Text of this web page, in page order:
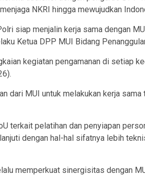
NKRI hingga mewujudkan
siap menjalin kerja sama dengan
Ketua DPP MUI Bidang
kegiatan pengamanan di setiap
dari MUI untuk melakukan kerja
terkait pelatihan dan penyiapan
dengan hal-hal sifatnya lebih
memperkuat sinergisitas dengan